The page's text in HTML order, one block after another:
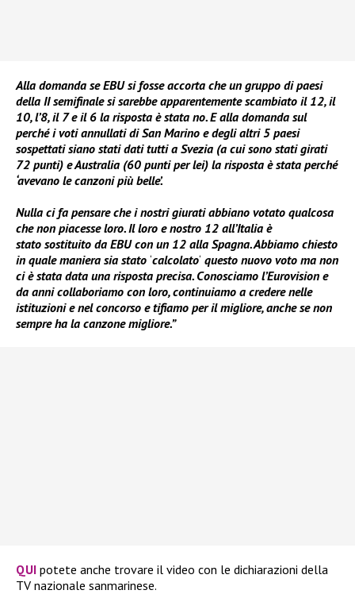
Alla domanda se EBU si fosse accorta che un gruppo di paesi
della II semifinale si sarebbe apparentemente scambiato il 12, il
10, l’8, il 7 e il 6 la risposta è stata no. E alla domanda sul
perché i voti annullati di San Marino e degli altri 5 paesi
sospettati siano stati dati tutti a Svezia (a cui sono stati girati
72 punti) e Australia (60 punti per lei) la risposta è stata perché
‘avevano le canzoni più belle’.
Nulla ci fa pensare che i nostri giurati abbiano votato qualcosa
che non piacesse loro. Il loro e nostro 12 all’Italia è
stato sostituito da EBU con un 12 alla Spagna. Abbiamo chiesto
in quale maniera sia stato ‘calcolato‘ questo nuovo voto ma non
ci è stata data una risposta precisa. Conosciamo l’Eurovision e
da anni collaboriamo con loro, continuiamo a credere nelle
istituzioni e nel concorso e tifiamo per il migliore, anche se non
sempre ha la canzone migliore.”
QUI potete anche trovare il video con le dichiarazioni della
TV nazionale sanmarinese.